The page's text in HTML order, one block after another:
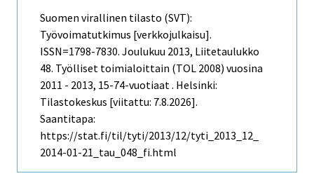
Suomen virallinen tilasto (SVT):
Työvoimatutkimus [verkkojulkaisu].
ISSN=1798-7830. Joulukuu 2013, Liitetaulukko
48. Työlliset toimialoittain (TOL 2008) vuosina
2011 - 2013, 15-74-vuotiaat . Helsinki:
Tilastokeskus [viitattu: 7.8.2026].
Saantitapa:
https://stat.fi/til/tyti/2013/12/tyti_2013_12_
2014-01-21_tau_048_fi.html